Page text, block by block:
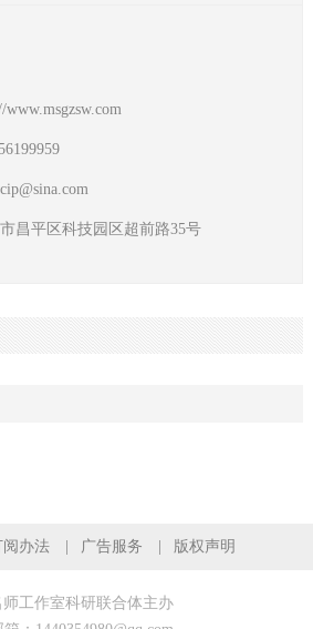
昌平区科技园区超前路35号
阅办法 广告服务 版权声明
工作室科研联合体主办